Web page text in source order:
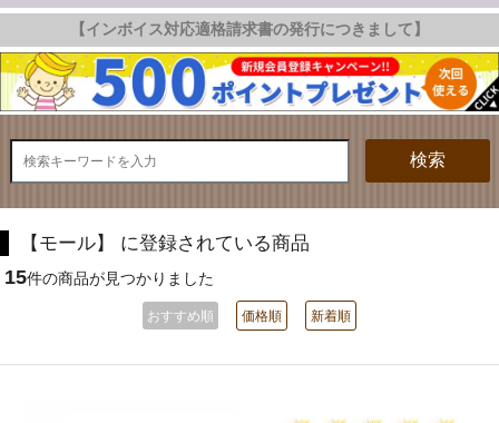
【インボイス対応適格請求書の発行につきまして】
検索
【モール】 に登録されている商品
15件の商品が見つかりました
おすすめ順 価格順 新着順